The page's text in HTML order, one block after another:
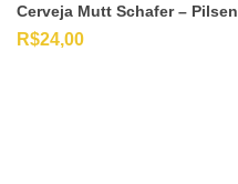
Cerveja Mutt Schafer – Pilsen
R$24,00